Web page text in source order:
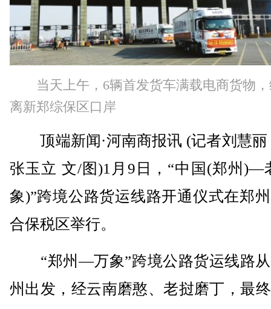
当天上午，6辆首发货车满载电商货物
离新郑综保区口岸
顶端新闻·河南商报讯 (记者刘慧丽
张玉立 文/图)1月9日，“中国(郑州)—
象)”跨境公路货运线路开通仪式在郑
合保税区举行。
“郑州—万象”跨境公路货运线路从
州出发，经云南磨憨、老挝磨丁，最